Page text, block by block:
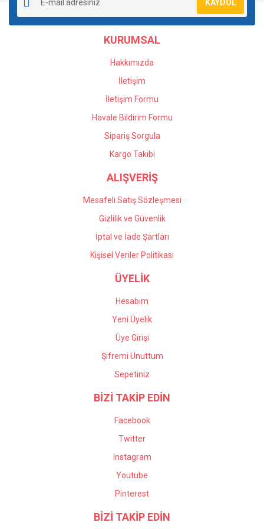
Ürün açıklamasında eksik bilgiler bulunuyor.
Ürün bilgilerinde hatalar bulunuyor.
Ürün fiyatı diğer sitelerden daha pahalı.
Gönder
KAYDOL
KURUMSAL
Hakkımızda
İletişim
İletişim Formu
Havale Bildirim Formu
Sipariş Sorgula
Kargo Takibi
ALIŞVERİŞ
Mesafeli Satış Sözleşmesi
Gizlilik ve Güvenlik
İptal ve İade Şartları
Kişisel Veriler Politikası
ÜYELİK
Hesabım
Yeni Üyelik
Üye Girişi
Şifremi Unuttum
Sepetiniz
BİZİ TAKİP EDİN
Facebook
Twitter
Instagram
Youtube
Pinterest
BİZİ TAKİP EDİN